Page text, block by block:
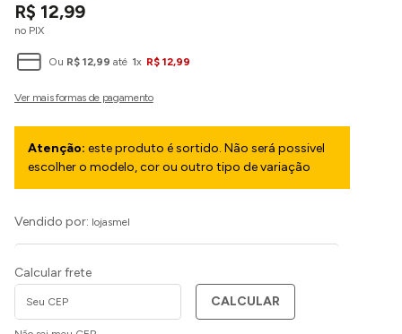
R$ 12,99
no PIX
Ou R$ 12,99 até 1x R$ 12,99
Atenção: este produto é sortido. Não será possivel
escolher o modelo, cor ou outro tipo de variação
Vendido por: lojasmel
Calcular frete
CALCULAR